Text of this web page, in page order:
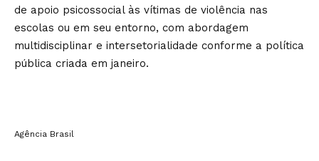
de apoio psicossocial às vítimas de violência nas
escolas ou em seu entorno, com abordagem
multidisciplinar e intersetorialidade conforme a política
pública criada em janeiro.
Agência Brasil